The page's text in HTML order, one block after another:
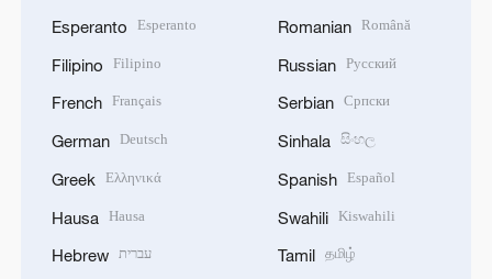
Esperanto Esperanto
Filipino Filipino
French Français
German Deutsch
Greek Ελληνικά
Hausa Hausa
Hebrew עברית
Romanian Română
Russian Русский
Serbian Српски
Sinhala සිංහල
Spanish Español
Swahili Kiswahili
Tamil தமிழ்